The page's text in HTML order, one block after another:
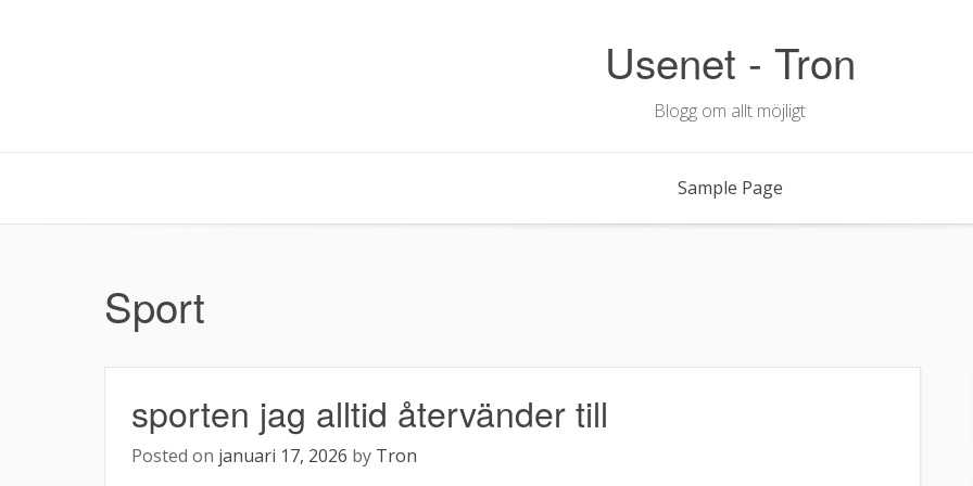
Usenet - Tron
Blogg om allt möjligt
Sample Page
Sport
sporten jag alltid återvänder till
Posted on januari 17, 2026 by Tron